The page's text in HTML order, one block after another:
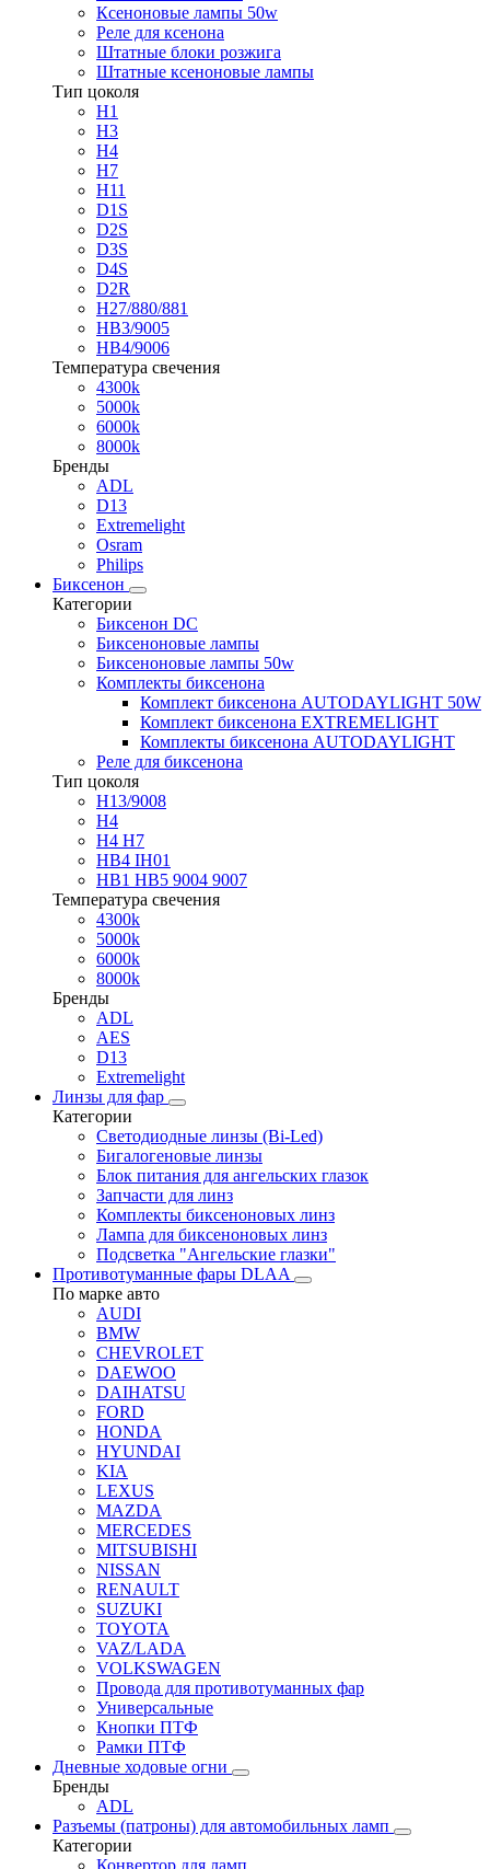
Ксеноновые лампы 50w
Реле для ксенона
Штатные блоки розжига
Штатные ксеноновые лампы
Тип цоколя
H1
H3
H4
H7
H11
D1S
D2S
D3S
D4S
D2R
H27/880/881
HB3/9005
HB4/9006
Температура свечения
4300k
5000k
6000k
8000k
Бренды
ADL
D13
Extremelight
Osram
Philips
Биксенон
Категории
Биксенон DC
Биксеноновые лампы
Биксеноновые лампы 50w
Комплекты биксенона
Комплект биксенона AUTODAYLIGHT 50W
Комплект биксенона EXTREMELIGHT
Комплекты биксенона AUTODAYLIGHT
Реле для биксенона
Тип цоколя
H13/9008
H4
H4 H7
HB4 IH01
HB1 HB5 9004 9007
Температура свечения
4300k
5000k
6000k
8000k
Бренды
ADL
AES
D13
Extremelight
Линзы для фар
Категории
Светодиодные линзы (Bi-Led)
Бигалогеновые линзы
Блок питания для ангельских глазок
Запчасти для линз
Комплекты биксеноновых линз
Лампа для биксеноновых линз
Подсветка "Ангельские глазки"
Противотуманные фары DLAA
По марке авто
AUDI
BMW
CHEVROLET
DAEWOO
DAIHATSU
FORD
HONDA
HYUNDAI
KIA
LEXUS
MAZDA
MERCEDES
MITSUBISHI
NISSAN
RENAULT
SUZUKI
TOYOTA
VAZ/LADA
VOLKSWAGEN
Провода для противотуманных фар
Универсальные
Кнопки ПТФ
Рамки ПТФ
Дневные ходовые огни
Бренды
ADL
Разъемы (патроны) для автомобильных ламп
Категории
Конвертор для ламп